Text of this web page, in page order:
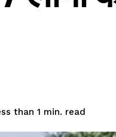
than 1 min. read